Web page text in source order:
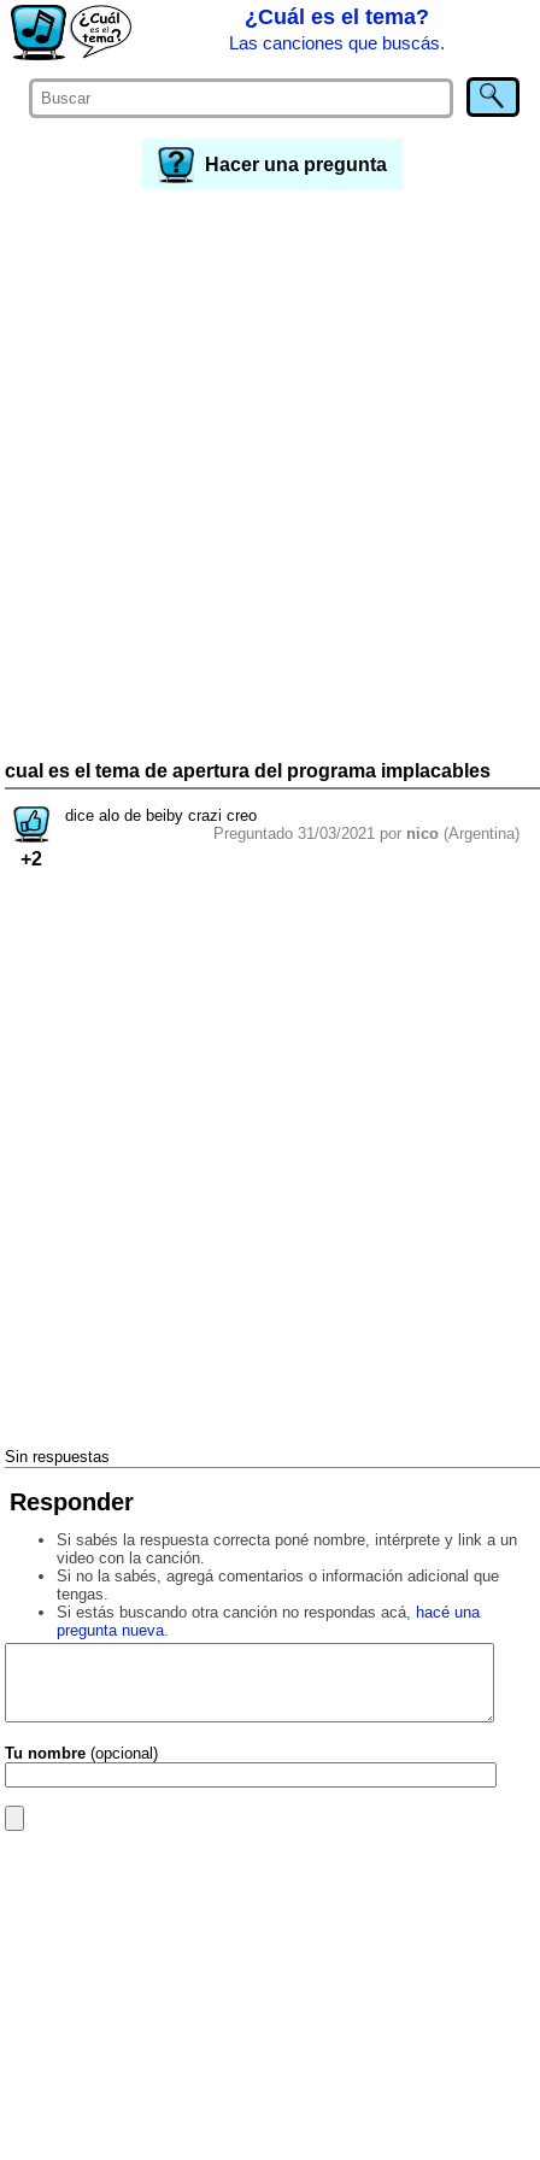
¿Cuál es el tema?
Las canciones que buscás.
Hacer una pregunta
cual es el tema de apertura del programa implacables
+2
dice alo de beiby crazi creo
Preguntado 31/03/2021 por nico (Argentina)
Sin respuestas
Responder
Si sabés la respuesta correcta poné nombre, intérprete y link a un
video con la canción.
Si no la sabés, agregá comentarios o información adicional que
tengas.
Si estás buscando otra canción no respondas acá, hacé una
pregunta nueva.
Tu nombre (opcional)